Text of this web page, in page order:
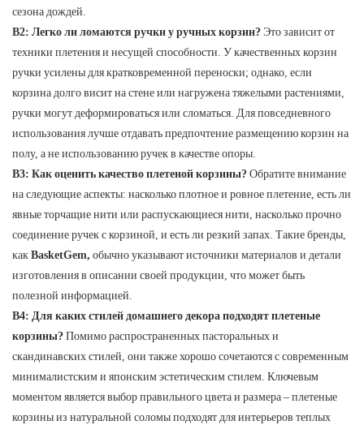
сезона дождей.
В2: Легко ли ломаются ручки у ручных корзин?Это зависит от
техники плетения и несущей способности. У качественных корзин
ручки усилены для кратковременной переноски; однако, если
корзина долго висит на стене или нагружена тяжелыми растениями,
ручки могут деформироваться или сломаться. Для повседневного
использования лучше отдавать предпочтение размещению корзин на
полу, а не использованию ручек в качестве опоры.
В3: Как оценить качество плетеной корзины?Обратите внимание
на следующие аспекты: насколько плотное и ровное плетение, есть ли
явные торчащие нити или распускающиеся нити, насколько прочно
соединение ручек с корзиной, и есть ли резкий запах. Такие бренды,
какBasketGem, обычно указывают источники материалов и детали
изготовления в описании своей продукции, что может быть
полезной информацией.
В4: Для каких стилей домашнего декора подходят плетеные
корзины?Помимо распространенных пасторальных и
скандинавских стилей, они также хорошо сочетаются с современным
минималистским и японским эстетическим стилем. Ключевым
моментом является выбор правильного цвета и размера – плетеные
корзины из натуральной соломы подходят для интерьеров теплых